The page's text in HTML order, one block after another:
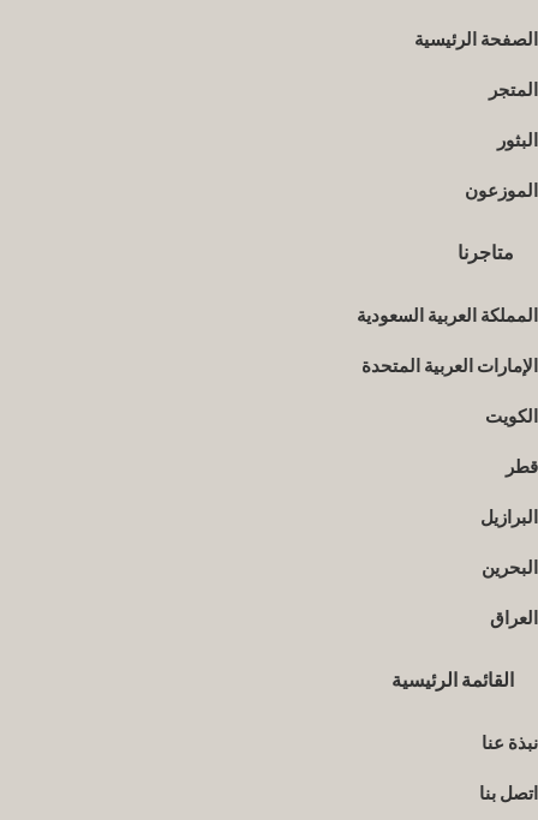
الصفحة الرئيسية
المتجر
البثور
الموزعون
متاجرنا
المملكة العربية السعودية
الإمارات العربية المتحدة
الكويت
قطر
البرازيل
البحرين
العراق
القائمة الرئيسية
نبذة عنا
اتصل بنا